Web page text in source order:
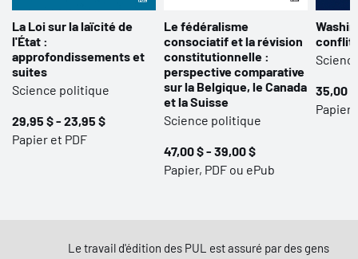
La Loi sur la laïcité de
l'État :
approfondissements et
suites
Science politique
29,95 $ - 23,95 $
Papier et PDF
Le fédéralisme
consociatif et la révision
constitutionnelle :
perspective comparative
sur la Belgique, le Canada
et la Suisse
Science politique
47,00 $ - 39,00 $
Papier, PDF ou ePub
35,00 $
Papier
Le travail d'édition des PUL est assuré par des gens